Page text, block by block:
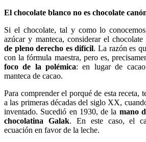
El chocolate blanco no es chocolate
Si el chocolate, tal y como lo
azúcar y manteca, considerar el chocolate
de pleno derecho es difícil. La razón es
con la fórmula maestra, pero es,
foco de la polémica: en lugar de
manteca de cacao.
Para comprender el porqué de esta receta,
a las primeras décadas del siglo XX,
inventado. Sucedió en 1930, de la mano
chocolatina Galak. En este caso, el
ecuación en favor de la leche.